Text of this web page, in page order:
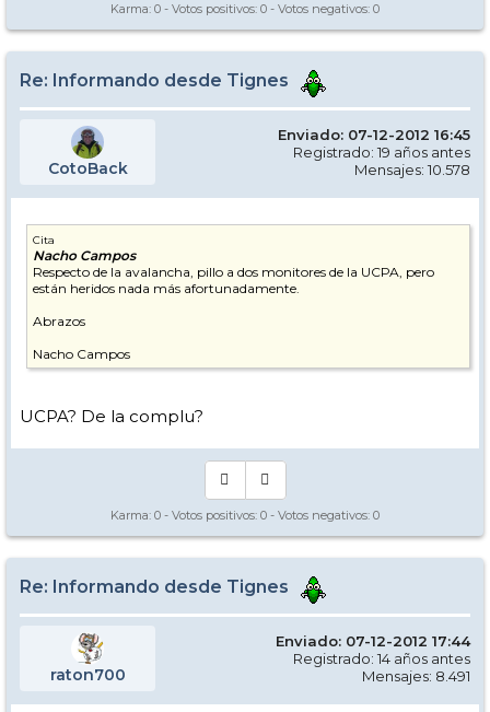
Karma: 0 - Votos positivos: 0 - Votos negativos: 0
Re: Informando desde Tignes
CotoBack
Enviado: 07-12-2012 16:45
Registrado: 19 años antes
Mensajes: 10.578
Cita
Nacho Campos
Respecto de la avalancha, pillo a dos monitores de la UCPA, pero
están heridos nada más afortunadamente.
Abrazos
Nacho Campos
UCPA? De la complu?
Karma: 0 - Votos positivos: 0 - Votos negativos: 0
Re: Informando desde Tignes
raton700
Enviado: 07-12-2012 17:44
Registrado: 14 años antes
Mensajes: 8.491